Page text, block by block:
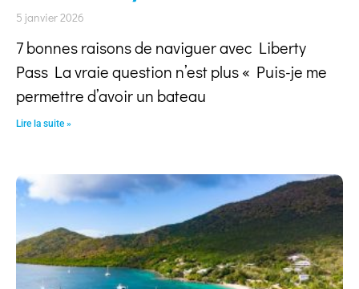
5 janvier 2026
7 bonnes raisons de naviguer avec Liberty
Pass La vraie question n’est plus « Puis-je me
permettre d’avoir un bateau
Lire la suite »